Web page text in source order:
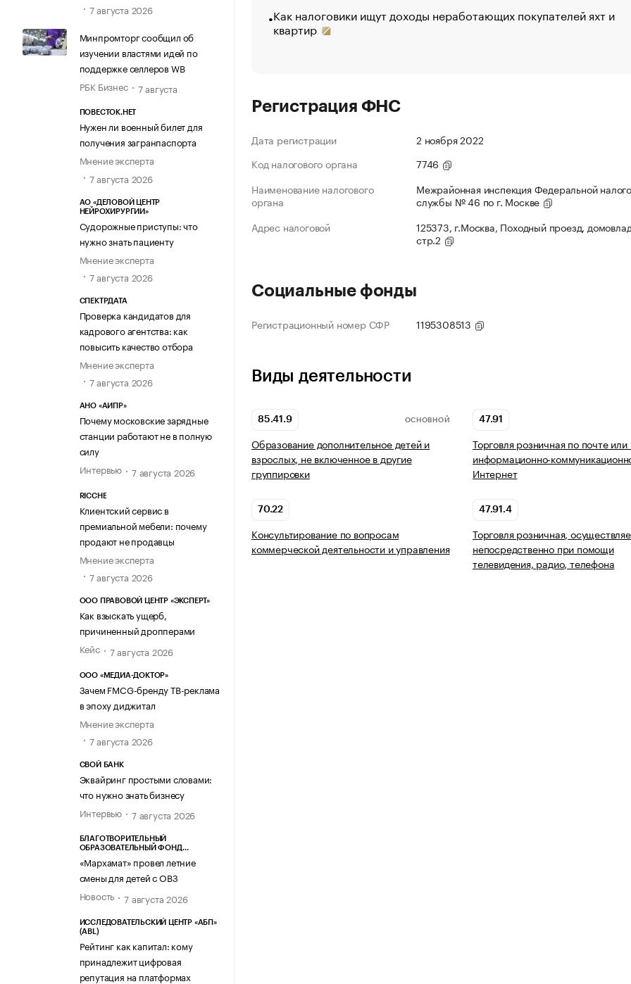
7 августа 2026
Минпромторг сообщил об
изучении властями идей по
поддержке селлеров WB
РБК Бизнес
7 августа
ПОВЕСТОК.НЕТ
Нужен ли военный билет для
получения загранпаспорта
Мнение эксперта
7 августа 2026
АО «ДЕЛОВОЙ ЦЕНТР
НЕЙРОХИРУРГИИ»
Судорожные приступы: что
нужно знать пациенту
Мнение эксперта
7 августа 2026
СПЕКТРДАТА
Проверка кандидатов для
кадрового агентства: как
повысить качество отбора
Мнение эксперта
7 августа 2026
АНО «АИПР»
Почему московские зарядные
станции работают не в полную
силу
Интервью
7 августа 2026
RICCHE
Клиентский сервис в
премиальной мебели: почему
продают не продавцы
Мнение эксперта
7 августа 2026
ООО ПРАВОВОЙ ЦЕНТР «ЭКСПЕРТ»
Как взыскать ущерб,
причиненный дропперами
Кейс
7 августа 2026
ООО «МЕДИА-ДОКТОР»
Зачем FMCG-бренду ТВ-реклама
в эпоху диджитал
Мнение эксперта
7 августа 2026
СВОЙ БАНК
Эквайринг простыми словами:
что нужно знать бизнесу
Интервью
7 августа 2026
БЛАГОТВОРИТЕЛЬНЫЙ
ОБРАЗОВАТЕЛЬНЫЙ ФОНД
«Мархамат» провел летние
смены для детей с ОВЗ
Новость
7 августа 2026
ИССЛЕДОВАТЕЛЬСКИЙ ЦЕНТР «АБП»
(ABL)
Рейтинг как капитал: кому
принадлежит цифровая
репутация на платформах
Как налоговики ищут доходы неработающих покупателей яхт и
квартир
Регистрация ФНС
Дата регистрации
2 ноября 2022
Код налогового органа
7746
Наименование налогового
органа
Межрайонная инспекция Федеральной
службы № 46 по г. Москве
Адрес налоговой
125373, г.Москва, Походный проезд,
стр.2
Социальные фонды
Регистрационный номер СФР 1195308513
Виды деятельности
85.41.9 ОСНОВНОЙ
Образование дополнительное детей и
взрослых, не включенное в другие
группировки
47.91
Торговля розничная по почте или
информационно-
Интернет
70.22
Консультирование по вопросам
коммерческой деятельности и управления
47.91.4
Торговля розничная,
непосредственно при помощи
телевидения, радио, телефона